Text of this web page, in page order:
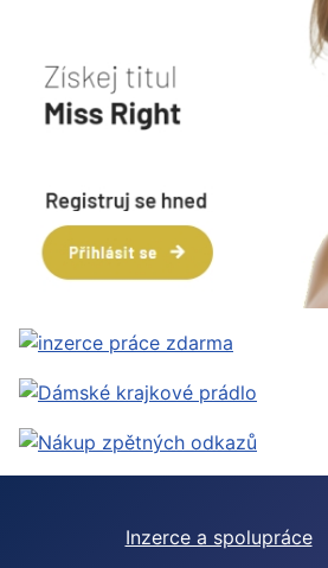
Inzerce a spolupráce